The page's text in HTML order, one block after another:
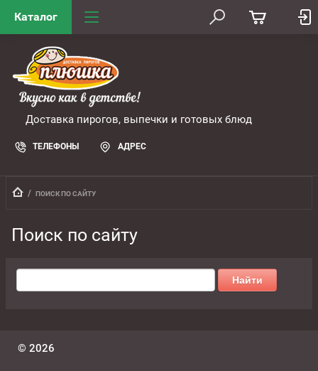
Каталог
Доставка пирогов, выпечки и готовых блюд
ТЕЛЕФОНЫ АДРЕС
  /
ПОИСК ПО САЙТУ
Поиск по сайту
Найти
© 2026